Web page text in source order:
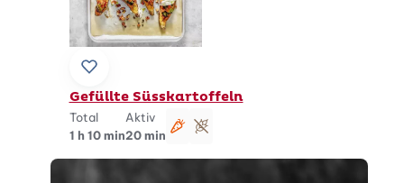
Zu Lieblingsrezepten hinzufügen
Gefüllte Süsskartoffeln
Total
1 h 10 min
Aktiv
20 min
vegetarisch
glutenfrei